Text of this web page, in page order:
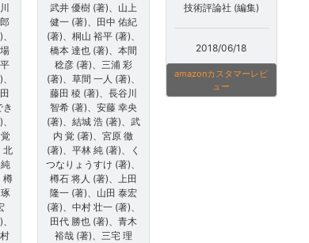
北
樽
武井 優樹 (著)、山上
健一 (著)、田中 佑紀
(著)、桐山 裕平 (著)、
橋本 達也 (著)、本間
稔彦 (著)、三浦 彩
(著)、草間 一人 (著)、
藤田 稜 (著)、長谷川
智希 (著)、安藤 幸央
(著)、結城 浩 (著)、武
内 覚 (著)、宮原 徹
(著)、平林 純 (著)、く
つなりょうすけ (著)、
樽石 将人 (著)、上田
隆一 (著)、山田 泰宏
(著)、中村 壮一 (著)、
田代 勝也 (著)、青木
裕哉 (著)、三宅 理
技術評論社 (編集)
2018/06/18
amazonカスタマーレビ
ュー